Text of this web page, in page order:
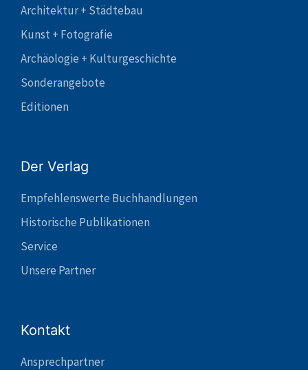
Architektur + Städtebau
Kunst + Fotografie
Archäologie + Kulturgeschichte
Sonderangebote
Editionen
Der Verlag
Empfehlenswerte Buchhandlungen
Historische Publikationen
Service
Unsere Partner
Kontakt
Ansprechpartner